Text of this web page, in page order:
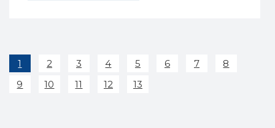
1 2 3 4 5 6 7
8
9
10 11 12 13